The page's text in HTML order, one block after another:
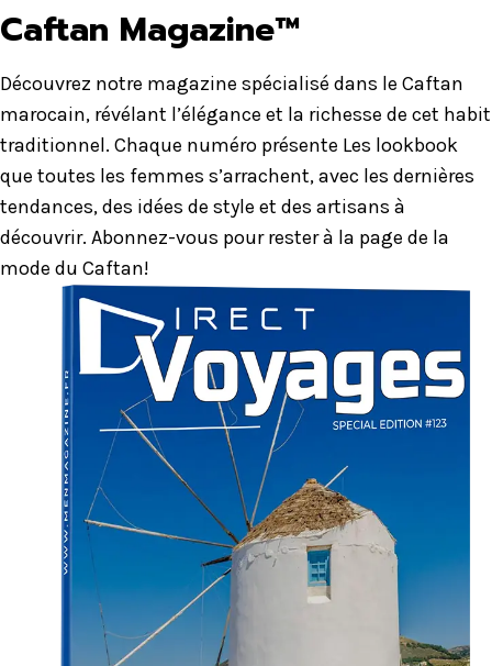
Caftan Magazine™
Découvrez notre magazine spécialisé dans le Caftan
marocain, révélant l’élégance et la richesse de cet habit
traditionnel. Chaque numéro présente Les lookbook
que toutes les femmes s’arrachent, avec les dernières
tendances, des idées de style et des artisans à
découvrir. Abonnez-vous pour rester à la page de la
mode du Caftan!